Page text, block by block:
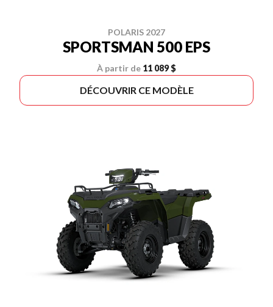
POLARIS 2027
SPORTSMAN 500 EPS
À partir de 11 089 $
DÉCOUVRIR CE MODÈLE